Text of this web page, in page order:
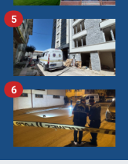
5
6